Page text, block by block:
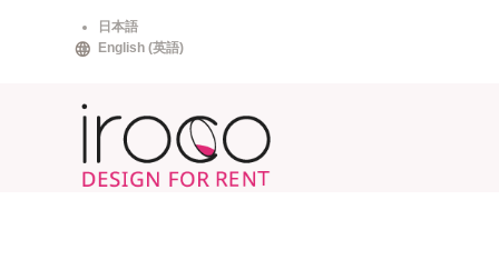
日本語
English (英語)